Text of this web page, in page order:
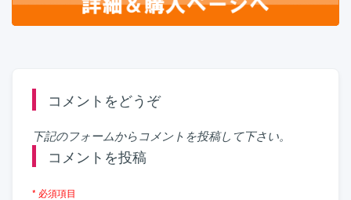
コメントをどうぞ
下記のフォームからコメントを投稿して下さい。
コメントを投稿
* 必須項目